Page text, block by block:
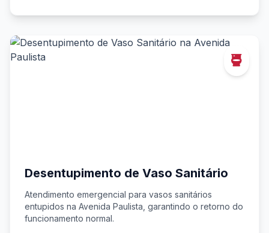
Desentupimento de Vaso Sanitário
Atendimento emergencial para vasos sanitários
entupidos na Avenida Paulista, garantindo o retorno do
funcionamento normal.